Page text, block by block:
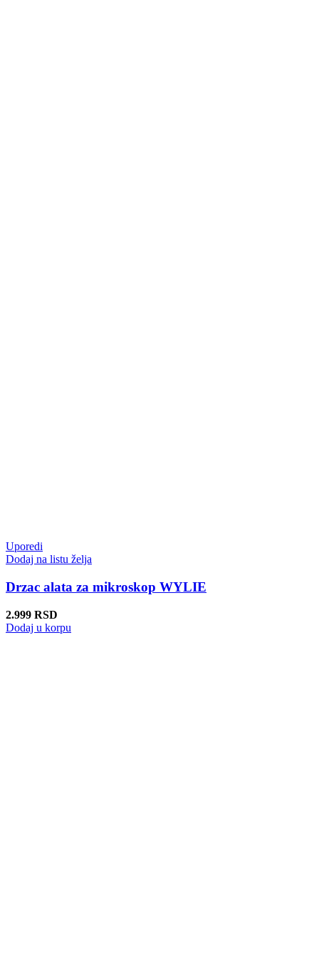
Uporedi
Dodaj na listu želja
Drzac alata za mikroskop WYLIE
2.999 RSD
Dodaj u korpu